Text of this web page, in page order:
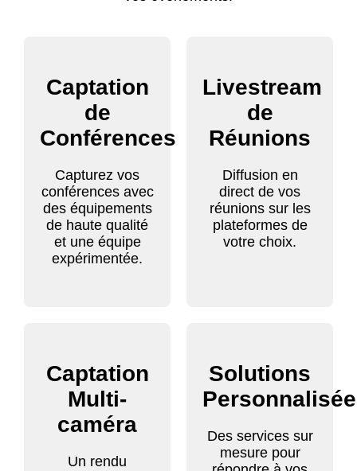
Captation
de
Conférences
Capturez vos
conférences avec
des équipements
de haute qualité
et une équipe
expérimentée.
Livestream
de
Réunions
Diffusion en
direct de vos
réunions sur les
plateformes de
votre choix.
Captation
Multi-
caméra
Un rendu
Solutions
Des services sur
mesure pour